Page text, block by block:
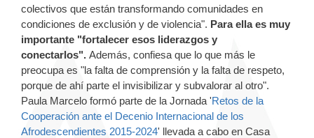
colectivos que están transformando comunidades en
condiciones de exclusión y de violencia". Para ella es muy
importante "fortalecer esos liderazgos y
conectarlos". Además, confiesa que lo que más le
preocupa es "la falta de comprensión y la falta de respeto,
porque de ahí parte el invisibilizar y subvalorar al otro".
Paula Marcelo formó parte de la Jornada 'Retos de la
Cooperación ante el Decenio Internacional de los
Afrodescendientes 2015-2024' llevada a cabo en Casa